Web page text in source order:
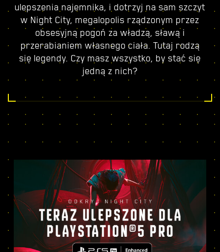
ulepszenia najemnika, i dotrzyj na sam szczyt
w Night City, megalopolis rządzonym przez
obsesyjną pogoń za władzą, sławą i
przerabianiem własnego ciała. Tutaj rodzą
się legendy. Czy masz wszystko, by stać się
jedną z nich?